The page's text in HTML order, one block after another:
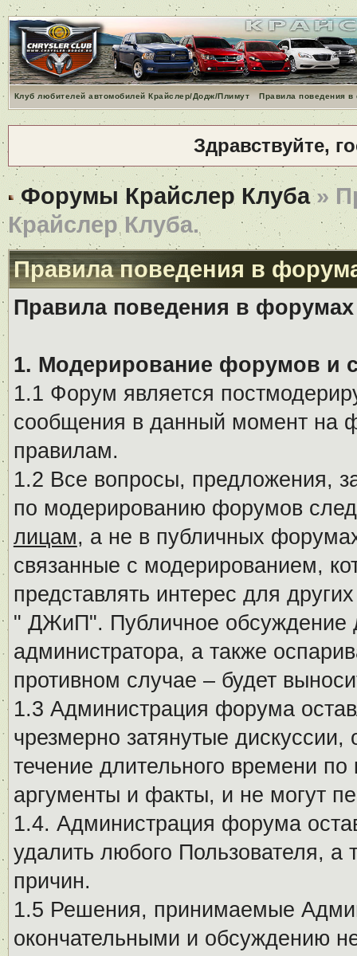
Клуб любителей автомобилей Крайслер/Додж/Плимут Правила поведения
Здравствуйте,
Форумы Крайслер Клуба»
Крайслер Клуба.
Правила поведения в
Правила поведения в
1. Модерирование форумов и
1.1 Форум является
сообщения в данный момент на
правилам.
1.2 Все вопросы, предложения,
по модерированию форумов
лицам, а не в публичных
связанные с модерированием,
представлять интерес для
" ДЖиП". Публичное обсуждение
администратора, а также
противном случае – будет
1.3 Администрация форума
чрезмерно затянутые
течение длительного времени
аргументы и факты, и не могут
1.4. Администрация форума
удалить любого Пользователя, а
причин.
1.5 Решения, принимаемые
окончательными и обсуждению